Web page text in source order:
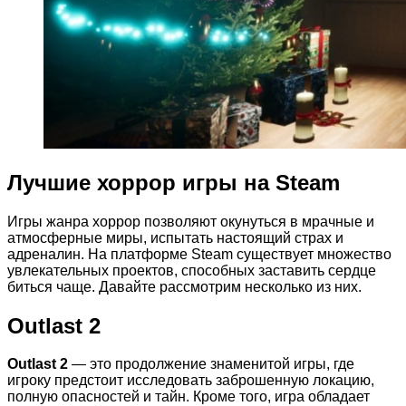
Лучшие хоррор игры на Steam
Игры жанра хоррор позволяют окунуться в мрачные и
атмосферные миры, испытать настоящий страх и
адреналин. На платформе Steam существует множество
увлекательных проектов, способных заставить сердце
биться чаще. Давайте рассмотрим несколько из них.
Outlast 2
Outlast 2 — это продолжение знаменитой игры, где
игроку предстоит исследовать заброшенную локацию,
полную опасностей и тайн. Кроме того, игра обладает